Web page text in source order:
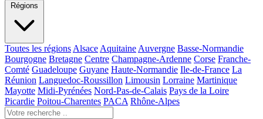
Régions
Toutes les régions Alsace Aquitaine Auvergne Basse-Normandie
Bourgogne Bretagne Centre Champagne-Ardenne Corse Franche-
Comté Guadeloupe Guyane Haute-Normandie Ile-de-France La
Réunion Languedoc-Roussillon Limousin Lorraine Martinique
Mayotte Midi-Pyrénées Nord-Pas-de-Calais Pays de la Loire
Picardie Poitou-Charentes PACA Rhône-Alpes